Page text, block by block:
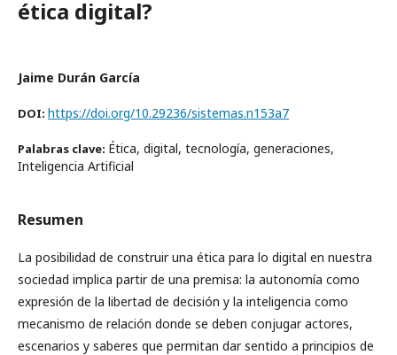
ética digital?
Jaime Durán García
DOI: https://doi.org/10.29236/sistemas.n153a7
Palabras clave: Ética, digital, tecnología, generaciones,
Inteligencia Artificial
Resumen
La posibilidad de construir una ética para lo digital en nuestra
sociedad implica partir de una premisa: la autonomía como
expresión de la libertad de decisión y la inteligencia como
mecanismo de relación donde se deben conjugar actores,
escenarios y saberes que permitan dar sentido a principios de